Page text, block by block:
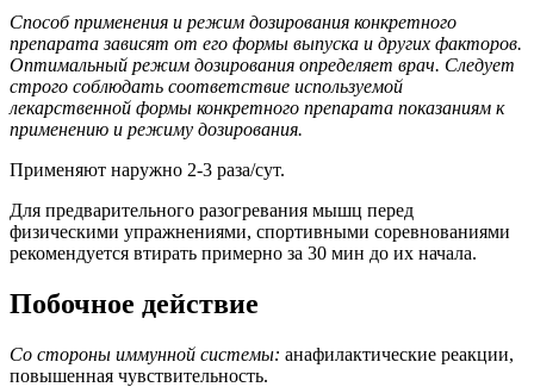
Способ применения и режим дозирования конкретного
препарата зависят от его формы выпуска и других факторов.
Оптимальный режим дозирования определяет врач. Следует
строго соблюдать соответствие используемой
лекарственной формы конкретного препарата показаниям к
применению и режиму дозирования.
Применяют наружно 2-3 раза/сут.
Для предварительного разогревания мышц перед
физическими упражнениями, спортивными соревнованиями
рекомендуется втирать примерно за 30 мин до их начала.
Побочное действие
Со стороны иммунной системы: анафилактические реакции,
повышенная чувствительность.